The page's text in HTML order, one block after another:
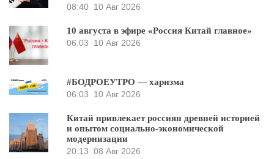
08:40 10 Авг 2026
10 августа в эфире «Россия Китай главное»
06:03
10 Авг 2026
#БОДРОЕУТРО — харизма
06:03
10 Авг 2026
Китай привлекает россиян древней историей
и опытом социально-экономической
модернизации
20:13 08 Авг 2026